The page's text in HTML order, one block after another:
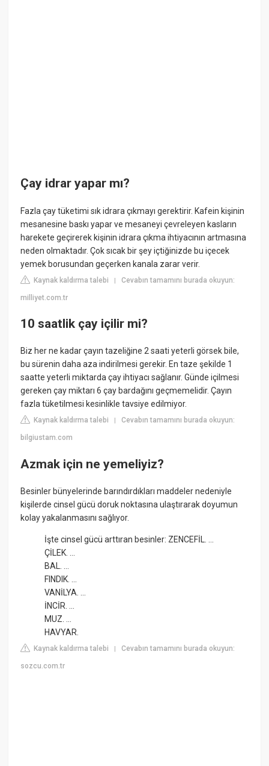
Çay idrar yapar mı?
Fazla çay tüketimi sık idrara çıkmayı gerektirir. Kafein kişinin
mesanesine baskı yapar ve mesaneyi çevreleyen kasların
harekete geçirerek kişinin idrara çıkma ihtiyacının artmasına
neden olmaktadır. Çok sıcak bir şey içtiğinizde bu içecek
yemek borusundan geçerken kanala zarar verir.
Kaynak kaldırma talebi |Cevabın tamamını burada okuyun:
milliyet.com.tr
10 saatlik çay içilir mi?
Biz her ne kadar çayın tazeliğine 2 saati yeterli görsek bile,
bu sürenin daha aza indirilmesi gerekir. En taze şekilde 1
saatte yeterli miktarda çay ihtiyacı sağlanır. Günde içilmesi
gereken çay miktarı 6 çay bardağını geçmemelidir. Çayın
fazla tüketilmesi kesinlikle tavsiye edilmiyor.
Kaynak kaldırma talebi |Cevabın tamamını burada okuyun:
bilgiustam.com
Azmak için ne yemeliyiz?
Besinler bünyelerinde barındırdıkları maddeler nedeniyle
kişilerde cinsel gücü doruk noktasına ulaştırarak doyumun
kolay yakalanmasını sağlıyor.
İşte cinsel gücü arttıran besinler: ZENCEFİL. ...
ÇİLEK. ...
BAL. ...
FINDIK. ...
VANİLYA. ...
İNCİR. ...
MUZ. ...
HAVYAR.
Kaynak kaldırma talebi |Cevabın tamamını burada okuyun:
sozcu.com.tr